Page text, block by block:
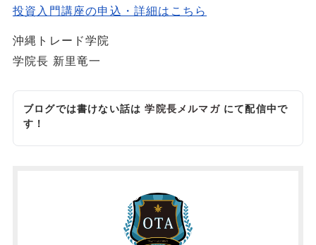
投資入門講座の申込・詳細はこちら
沖縄トレード学院
学院長 新里竜一
ブログでは書けない話は学院長メルマガにて配信中で
す！